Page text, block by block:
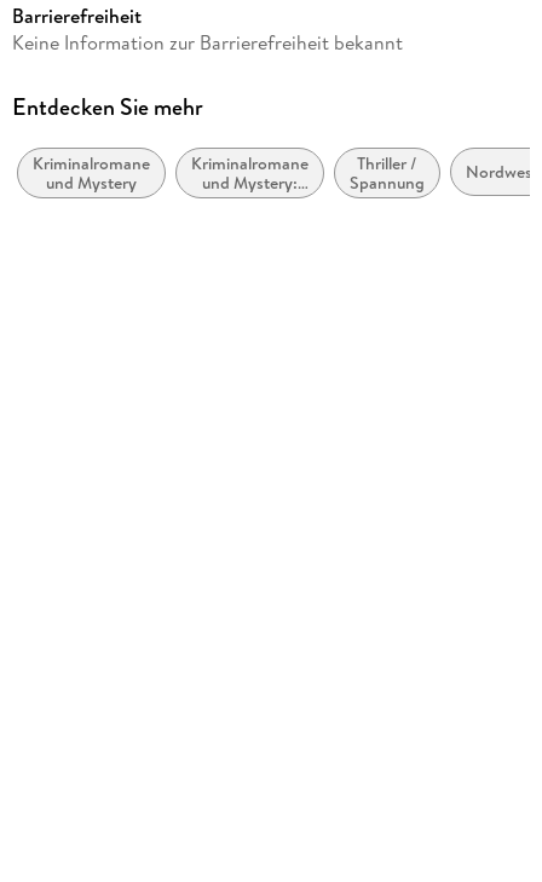
Altersempfehlung
Reihe
Autor/Autorin
Tom Finnek
Barrierefreiheit
Keine Information zur Barrierefreiheit bekannt
Entdecken Sie mehr
Kriminalromane
und Mystery
Kriminalromane
und Mystery:
Polizeiarbeit &
Thriller /
Spannung